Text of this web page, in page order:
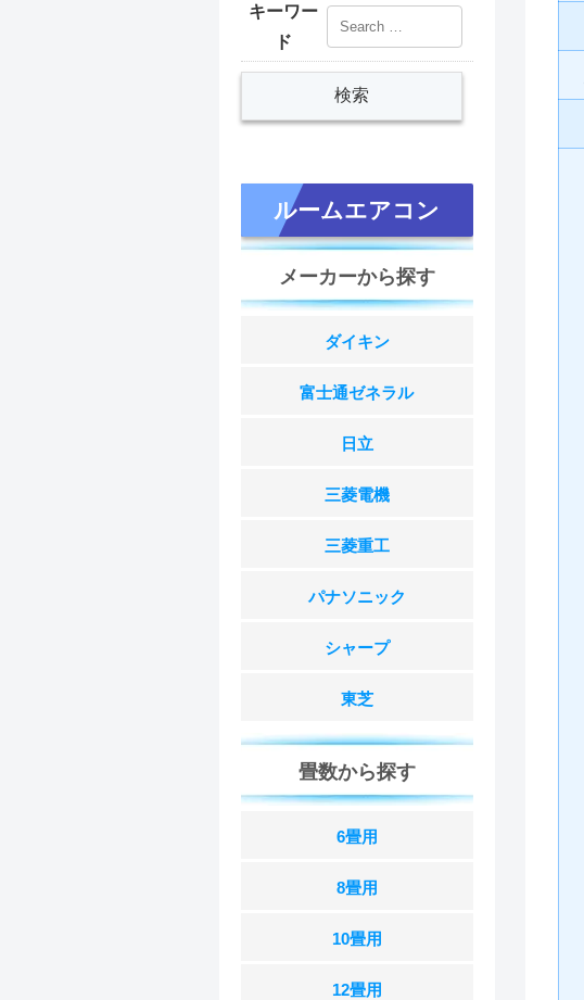
キーワー
ド
ルームエアコン
メーカーから探す
ダイキン
富士通ゼネラル
日立
三菱電機
三菱重工
パナソニック
シャープ
東芝
畳数から探す
6畳用
8畳用
10畳用
12畳用